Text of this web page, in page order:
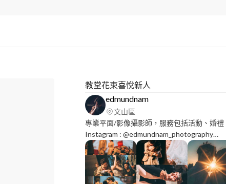
教堂花束喜悅新人
edmundnam
文山區
專業平面/影像攝影師，服務包括活動、婚禮
Instagram : @edmundnam_photography
www.edmundnam.com